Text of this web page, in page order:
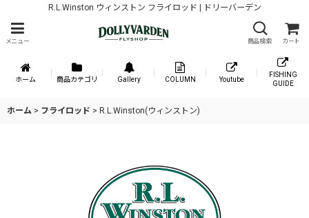
R.L.Winston ウィンストン フライロッド | ドリーバーデン
メニュー 商品検索 カート
ホーム 商品カテゴリ Gallery COLUMN Youtube
FISHING
GUIDE
ホーム > フライロッド > R.L.Winston(ウィンストン)